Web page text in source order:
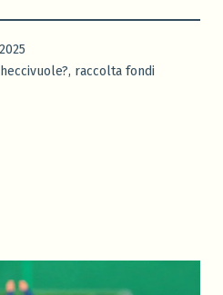
, raccolta fondi